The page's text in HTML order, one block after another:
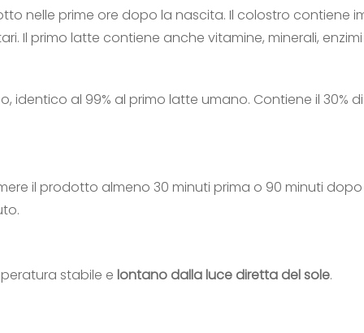
nelle prime ore dopo la nascita. Il colostro contiene
Il primo latte contiene anche vitamine, minerali,
identico al 99% al primo latte umano. Contiene il 30%
il prodotto almeno 30 minuti prima o 90 minuti
stabile e lontano dalla luce diretta del sole.